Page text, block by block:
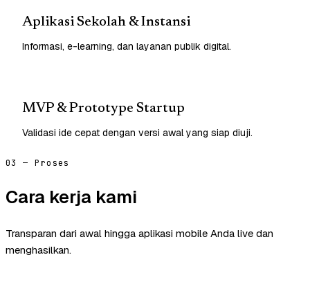
Aplikasi Sekolah & Instansi
Informasi, e-learning, dan layanan publik digital.
MVP & Prototype Startup
Validasi ide cepat dengan versi awal yang siap diuji.
03 — Proses
Cara kerja kami
Transparan dari awal hingga aplikasi mobile Anda live dan
menghasilkan.